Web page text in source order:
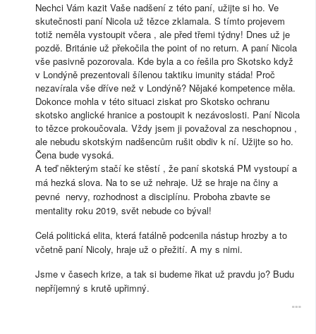
Nechci Vám kazit Vaše nadšení z této paní, užijte si ho. Ve
skutečnosti paní Nicola už tězce zklamala. S tímto projevem
totiž neměla vystoupit včera , ale před třemi týdny! Dnes už je
pozdě. Británie už překočila the point of no return. A paní Nicola
vše pasivně pozorovala. Kde byla a co ŕešila pro Skotsko když
v Londýně prezentovali šílenou taktiku imunity stáda! Proč
nezavírala vše dříve než v Londýně? Nějaké kompetence měla.
Dokonce mohla v této situaci ziskat pro Skotsko ochranu
skotsko anglické hranice a postoupit k nezávoslosti. Paní Nicola
to tězce prokoučovala. Vždy jsem ji považoval za neschopnou ,
ale nebudu skotským nadšencům rušit obdiv k ní. Užijte so ho.
Čena bude vysoká.
A teď některým stačí ke stěstí , že paní skotská PM vystoupí a
má hezká slova. Na to se už nehraje. Už se hraje na činy a
pevné nervy, rozhodnost a disciplínu. Proboha zbavte se
mentality roku 2019, svět nebude co býval!
Celá politická elita, která fatálně podcenila nástup hrozby a to
včetně paní Nicoly, hraje už o přežití. A my s nimi.
Jsme v časech krize, a tak si budeme řikat už pravdu jo? Budu
nepříjemný s krutě upřimný.